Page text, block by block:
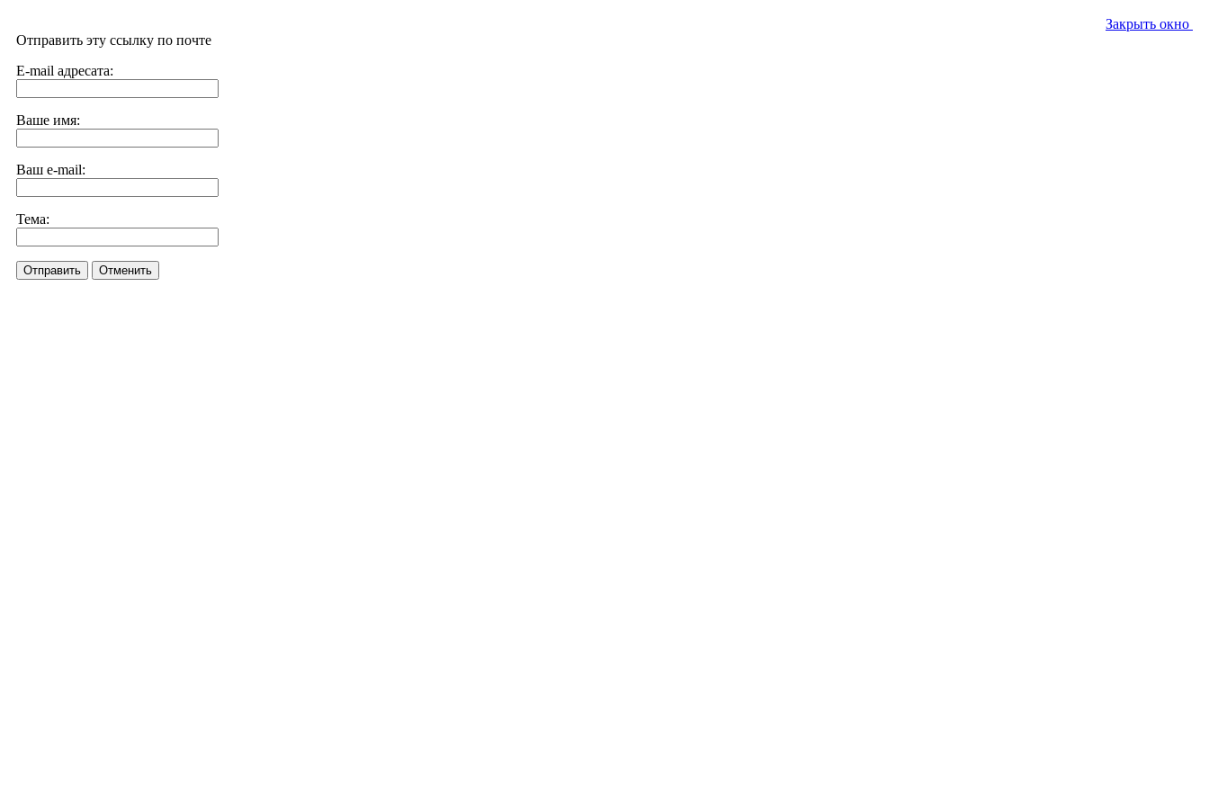
Закрыть окно
Отправить эту ссылку по почте
E-mail адресата:
Ваше имя:
Ваш e-mail:
Тема:
Отправить Отменить